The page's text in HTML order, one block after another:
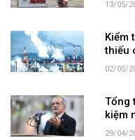
13/05/
Kiểm
thiếu
02/05/
Tổng
kiệm
29/04/